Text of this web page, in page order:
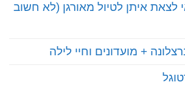
לצאת איתן לטיול מאורגן (לא חשוב